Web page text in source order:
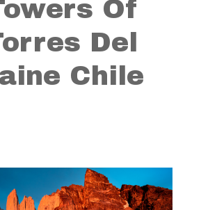
Of
Del
Chile